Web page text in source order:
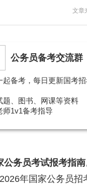
文章
公务员备考交流群
起备考，每日更新国考
题、图书、网课等资料
师1v1备考指导
公务员考试报考指南
年国家公务员招